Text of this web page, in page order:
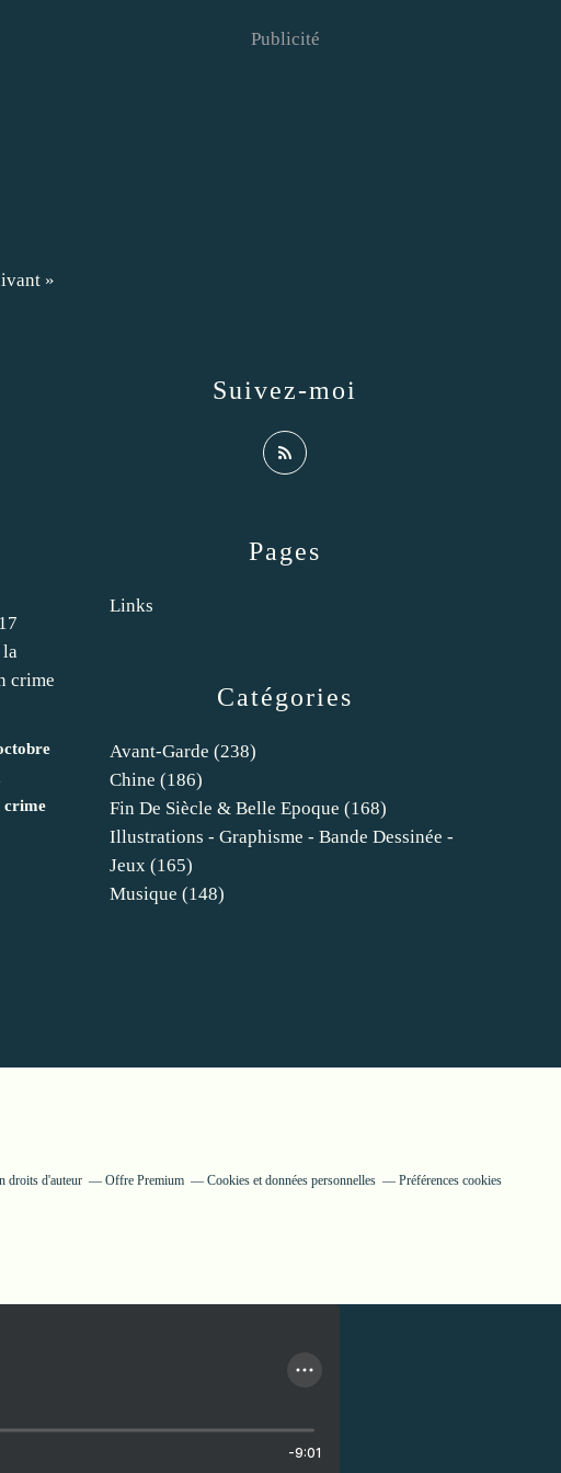
»
crime
Catégories
Avant-Garde (238)
Chine (186)
Fin De Siècle & Belle Epoque (168)
Illustrations - Graphisme - Bande Dessinée -
Jeux (165)
Musique (148)
Pages
Links
Suivez-moi
Publicité
droits d'auteur Offre Premium Cookies et données personnelles Préférences cookies
-9:01